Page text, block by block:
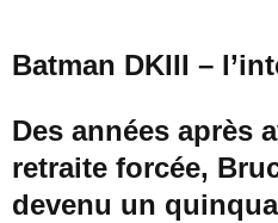
Batman DKIII –
Des années après
retraite forcée,
devenu un